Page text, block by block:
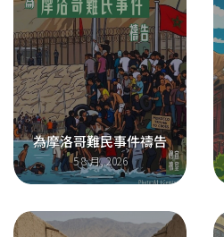
為摩洛哥難民事件禱告
5 8 月, 2026